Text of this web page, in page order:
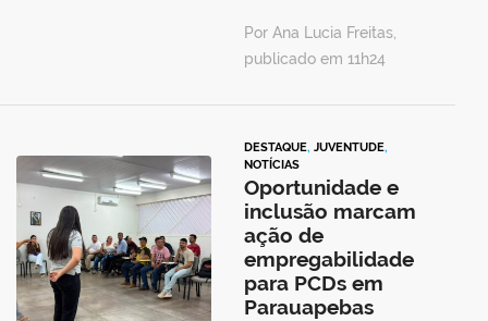
Por Ana Lucia Freitas,
publicado em 11h24
DESTAQUE, JUVENTUDE,
NOTÍCIAS
Oportunidade e
inclusão marcam
ação de
empregabilidade
para PCDs em
Parauapebas